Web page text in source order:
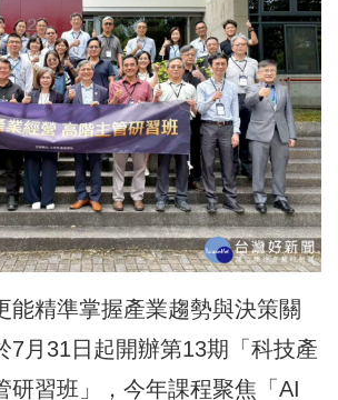
能精準掌握產業趨勢與決策關
7月31日起開辦第13期「科技產
研習班」，今年課程聚焦「AI